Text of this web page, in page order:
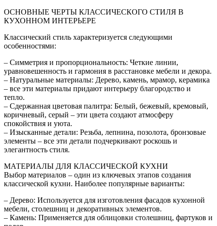
ОСНОВНЫЕ ЧЕРТЫ КЛАССИЧЕСКОГО СТИЛЯ В
КУХОННОМ ИНТЕРЬЕРЕ
Классический стиль характеризуется следующими
особенностями:
– Симметрия и пропорциональность: Четкие линии,
уравновешенность и гармония в расстановке мебели и декора.
– Натуральные материалы: Дерево, камень, мрамор, керамика
– все эти материалы придают интерьеру благородство и
тепло.
– Сдержанная цветовая палитра: Белый, бежевый, кремовый,
коричневый, серый – эти цвета создают атмосферу
спокойствия и уюта.
– Изысканные детали: Резьба, лепнина, позолота, бронзовые
элементы – все эти детали подчеркивают роскошь и
элегантность стиля.
МАТЕРИАЛЫ ДЛЯ КЛАССИЧЕСКОЙ КУХНИ
Выбор материалов – один из ключевых этапов создания
классической кухни. Наиболее популярные варианты:
– Дерево: Используется для изготовления фасадов кухонной
мебели, столешниц и декоративных элементов.
– Камень: Применяется для облицовки столешниц, фартуков и